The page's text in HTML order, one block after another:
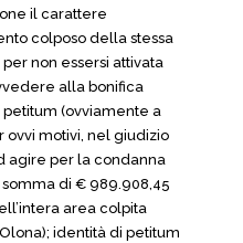
il carattere
colposo della stessa
non essersi attivata
alla bonifica
petitum (ovviamente a
ovvi motivi, nel giudizio
agire per la condanna
di € 989.908,45
area colpita
identità di petitum